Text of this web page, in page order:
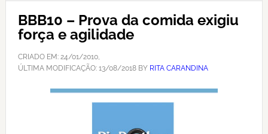
BBB10 – Prova da comida exigiu
força e agilidade
CRIADO EM: 24/01/2010,
ÚLTIMA MODIFICAÇÃO: 13/08/2018BY RITA CARANDINA